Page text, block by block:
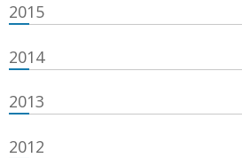
2015
2014
2013
2012